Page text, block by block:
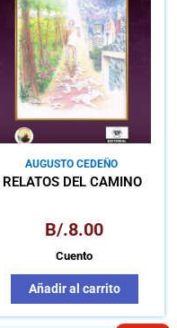
AUGUSTO CEDEÑO
RELATOS DEL CAMINO
B/.8.00
Cuento
Añadir al carrito